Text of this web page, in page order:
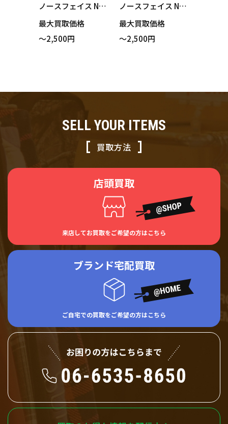
ノースフェイス NT
62291 Ambition J
acket アンビション
買い取りました！
最大買取価格
～2,500円
ノースフェイス NT
62291 Ambition J
acket アンビション
最大買取価格
～2,500円
SELL YOUR ITEMS
買取方法
店頭買取
来店してお買取をご希望の方はこちら
ブランド宅配買取
ご自宅での買取をご希望の方はこちら